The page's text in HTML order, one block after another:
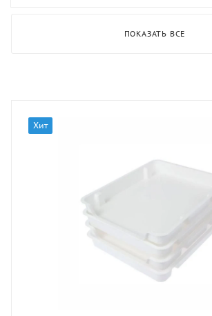
ПОКАЗАТЬ ВСЕ
Хит